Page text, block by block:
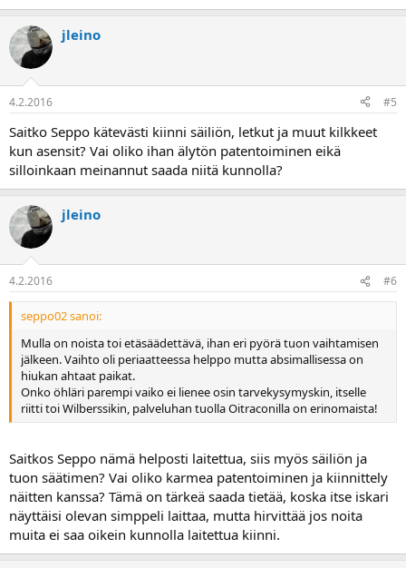
jleino
4.2.2016 #5
Saitko Seppo kätevästi kiinni säiliön, letkut ja muut kilkkeet
kun asensit? Vai oliko ihan älytön patentoiminen eikä
silloinkaan meinannut saada niitä kunnolla?
jleino
4.2.2016 #6
seppo02 sanoi:
Mulla on noista toi etäsäädettävä, ihan eri pyörä tuon vaihtamisen
jälkeen. Vaihto oli periaatteessa helppo mutta absimallisessa on
hiukan ahtaat paikat.
Onko öhläri parempi vaiko ei lienee osin tarvekysymyskin, itselle
riitti toi Wilberssikin, palveluhan tuolla Oitraconilla on erinomaista!
Saitkos Seppo nämä helposti laitettua, siis myös säiliön ja
tuon säätimen? Vai oliko karmea patentoiminen ja kiinnittely
näitten kanssa? Tämä on tärkeä saada tietää, koska itse iskari
näyttäisi olevan simppeli laittaa, mutta hirvittää jos noita
muita ei saa oikein kunnolla laitettua kiinni.